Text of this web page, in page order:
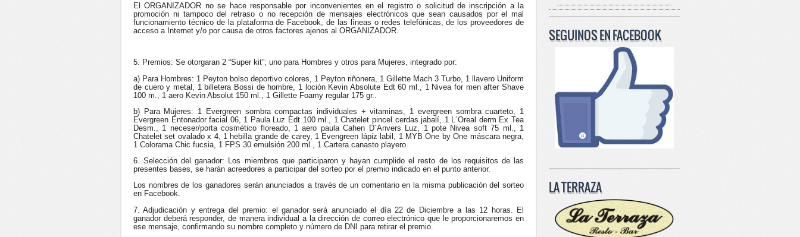
El ORGANIZADOR no se hace responsable por inconvenientes en el registro o solicitud de inscripción a la
promoción ni tampoco del retraso o no recepción de mensajes electrónicos que sean causados por el mal
funcionamiento técnico de la plataforma de Facebook, de las líneas o redes telefónicas, de los proveedores de
acceso a Internet y/o por causa de otros factores ajenos al ORGANIZADOR.
5. Premios: Se otorgaran 2 “Super kit”; uno para Hombres y otros para Mujeres, integrado por:
a) Para Hombres: 1 Peyton bolso deportivo colores, 1 Peyton riñonera, 1 Gillette Mach 3 Turbo, 1 llavero Uniform
de cuero y metal, 1 billetera Bossi de hombre, 1 loción Kevin Absolute Edt 60 ml., 1 Nivea for men after Shave
100 m., 1 aero Kevin Absolut 150 ml., 1 Gillette Foamy regular 175 gr..
b) Para Mujeres: 1 Evergreen sombra compactas individuales + vitaminas, 1 evergreen sombra cuarteto, 1
Evergreen Entonador facial 06, 1 Paula Luz Edt 100 ml., 1 Chatelet pincel cerdas jabalí, 1 L´Oreal derm Ex Tea
Desm., 1 neceser/porta cosmético floreado, 1 aero paula Cahen D´Anvers Luz, 1 pote Nivea soft 75 ml., 1
Chatelet set ovalado x 4, 1 hebilla grande de carey, 1 Evengreen lápiz labil, 1 MYB One by One máscara negra,
1 Colorama Chic fucsia, 1 FPS 30 emulsión 200 ml., 1 Cartera canasto playero.
6. Selección del ganador: Los miembros que participaron y hayan cumplido el resto de los requisitos de las
presentes bases, se harán acreedores a participar del sorteo por el premio indicado en el punto anterior.
Los nombres de los ganadores serán anunciados a través de un comentario en la misma publicación del sorteo
en Facebook.
7. Adjudicación y entrega del premio: el ganador será anunciado el día 22 de Diciembre a las 12 horas. El
ganador deberá responder, de manera individual a la dirección de correo electrónico que le proporcionaremos en
ese mensaje, confirmando su nombre completo y número de DNI para retirar el premio.
SEGUINOS EN FACEBOOK
LA TERRAZA